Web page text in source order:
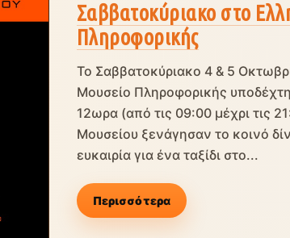
Σαββατοκύριακο στο
Πληροφορικής
Το Σαββατοκύριακο 4 & 5
Μουσείο Πληροφορικής
12ωρα (από τις 09:00 μέχρι τις
Μουσείου ξενάγησαν το κοινό
ευκαιρία για ένα ταξίδι στο...
Περισσότερα